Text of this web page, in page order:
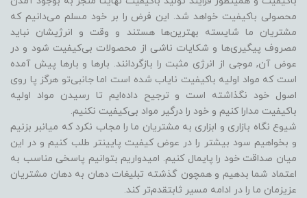
محصولی باکیفیت خواهد شد. این فرض را بر خود مسلم می‌دانیم که
مشتریان ما شایسته بهترین‌ها هستند و وقت و انرژیشان نباید
مصروف پیگیری‌ها و شکایات ناشی از محصولات بی‌کیفیت شود و در
عوض آن, موجی از انرژی مثبت را بازگردانند. بارها و بارها پیش آمده
است که مواد اولیه باکیفیت نایاب شده است اما جانبی‌تو هرگز پا روی
اصول خود نگذاشته است و ترجیح داده‌ایم تا رسیدن مواد اولیه
باکیفیت مدارا کنیم و خود را درگیر مواد بی‌کیفیت نکنیم.
شیوع نگاه بازاری و ابزاری به مشتریان ما را مجاب نکرد که میانبر بزنیم
و بخواهیم سود بیشتر را در عوض کیفیت پایینتر طلب کنیم و در این
میان صداقت خود را پایمال کنیم. امیدواریم بتوانیم پاسخی مناسب به
اعتماد شما بدهیم و همچون گذشته تبلیغات دهان به دهان مشتریان
عزیزمان ما را در ادامه مسیر ثابتقدم‌تر کند.